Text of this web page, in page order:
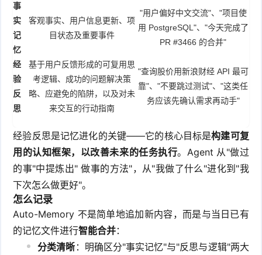
事
实
记
忆
客观事实、用户信息更新、项
目状态及重要事件
"用户偏好中文交流"、"项目使
用 PostgreSQL"、"今天完成了
PR #3466 的合并"
经
验
反
思
基于用户反馈形成的可复用思
考逻辑、成功的问题解决策
略、应避免的陷阱，以及对未
来交互的行动指南
"查询股价用新浪财经 API 最可
靠"、"不要跳过测试"、"这类任
务应该先确认需求再动手"
经验反思是记忆进化的关键——它的核心目标是构建可复
用的认知框架，以改善未来的任务执行。Agent 从"做过
的事"中提炼出" 做事的方法"，从"我做了什么"进化到"我
下次怎么做更好"。
怎么记录
Auto-Memory 不是简单地追加新内容，而是与当日已有
的记忆文件进行智能合并：
分类清晰 ：明确区分"事实记忆"与"反思与逻辑"两大